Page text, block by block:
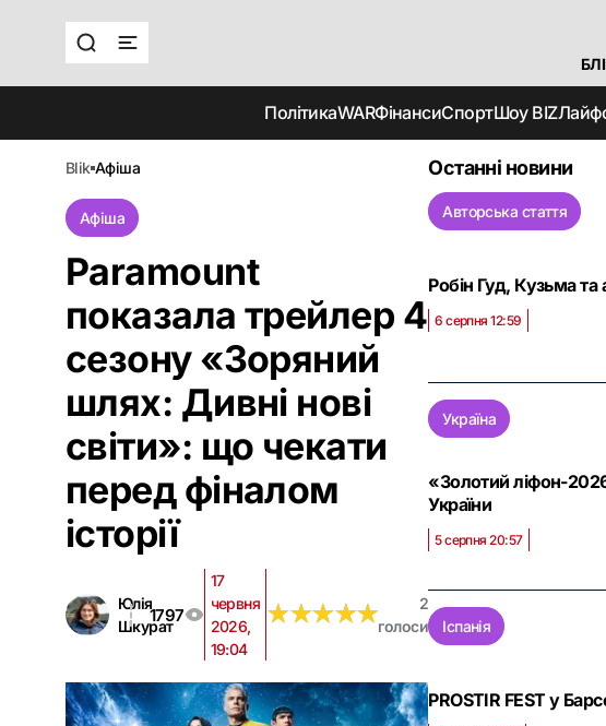
ПолітикаWARФінансиСпортШоу BIZ
blik афіша
Афіша
Paramount
показала трейлер 4
сезону «Зоряний
шлях: Дивні нові
світи»: що чекати
перед фіналом
історії
Юлія
Шкурат
1797
17
червня
2026,
19:04
★★★★★
★★★★★
2
голоси
Останні новини
Авторська стаття
Робін Гуд, Кузьма та
6 серпня 12:59
Україна
«Золотий ліфон-
України
5 серпня 20:57
Іспанія
PROSTIR FEST у